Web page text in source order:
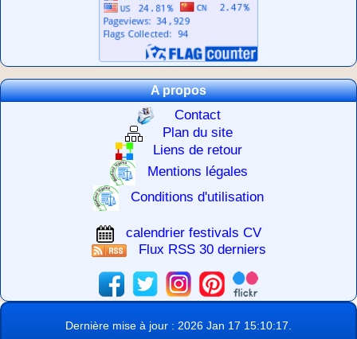
A propos
Contact
Plan du site
Liens de retour
Mentions légales
Conditions d'utilisation
calendrier festivals CV
Flux RSS 30 derniers
Dernière mise à jour : 2026 Jan 17 15:10:17.